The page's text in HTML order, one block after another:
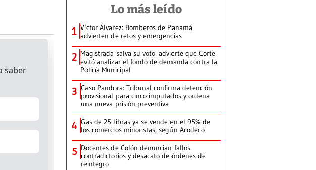
Lo más leído
1 Víctor Álvarez: Bomberos de Panamá
advierten de retos y emergencias
2 Magistrada salva su voto: advierte que Corte
evitó analizar el fondo de demanda contra la
Policía Municipal
3 Caso Pandora: Tribunal confirma detención
provisional para cinco imputados y ordena
una nueva prisión preventiva
4 Gas de 25 libras ya se vende en el 95% de
los comercios minoristas, según Acodeco
5 Docentes de Colón denuncian fallos
contradictorios y desacato de órdenes de
reintegro